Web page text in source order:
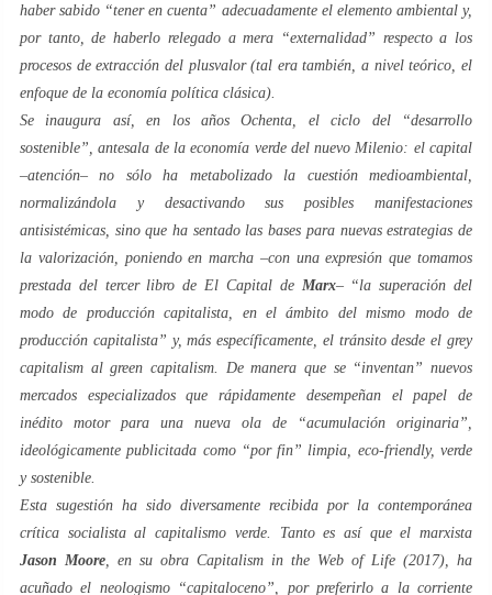
haber sabido “tener en cuenta” adecuadamente el elemento ambiental y,
por tanto, de haberlo relegado a mera “externalidad” respecto a los
procesos de extracción del plusvalor(tal era también, a nivel teórico, el
enfoque de la economía política clásica).
Se inaugura así, en los añosOchenta , el ciclo del “desarrollo
sostenible”, antesala de laeconomía verdedel nuevo Milenio: el capital
–atención– no sólo ha metabolizado la cuestión medioambiental,
normalizándola y desactivando sus posibles manifestaciones
antisistémicas, sino que ha sentado las bases para nuevas estrategias de
la valorización, poniendo en marcha –con una expresión que tomamos
prestada del tercer libro de El Capitalde Marx– “la superación del
modo de producción capitalista, en el ámbito del mismo modo de
producción capitalista” y, más específicamente, el tránsito desde el grey
capitalism algreen capitalism . De manera que se “inventan” nuevos
mercados especializados que rápidamente desempeñan el papel de
inédito motor para una nueva ola de “acumulación originaria”,
ideológicamente publicitada como “por fin” limpia eco-friendly,verde
y sostenible
Esta sugestión ha sido diversamente recibida por la contemporánea
crítica socialistaal capitalismo verde. Tanto es así que el marxista
Jason Moore , en su obra Capitalism in the Web of Life (2017), ha
acuñado el neologismo “capitaloceno”, por preferirlo a la corriente